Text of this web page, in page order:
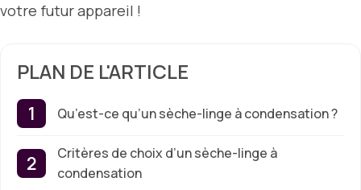
votre futur appareil !
PLAN DE L'ARTICLE
Qu’est-ce qu’un sèche-linge à condensation ?
Critères de choix d’un sèche-linge à
condensation